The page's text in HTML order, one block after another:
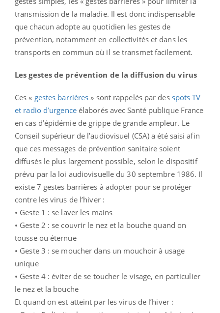
transmission de la maladie. Il est donc indispensable
que chacun adopte au quotidien les gestes de
prévention, notamment en collectivités et dans les
transports en commun où il se transmet facilement.
Les gestes de prévention de la diffusion du virus
Ces « gestes barrières » sont rappelés par des spots TV
et radio d’urgenceélaborés avec Santé publique France
en cas d’épidémie de grippe de grande ampleur. Le
Conseil supérieur de l’audiovisuel (CSA) a été saisi afin
que ces messages de prévention sanitaire soient
diffusés le plus largement possible, selon le dispositif
prévu par la loi audiovisuelle du 30 septembre 1986. Il
existe 7 gestes barrières à adopter pour se protéger
contre les virus de l’hiver :
• Geste 1 : se laver les mains
• Geste 2 : se couvrir le nez et la bouche quand on
tousse ou éternue
• Geste 3 : se moucher dans un mouchoir à usage
unique
• Geste 4 : éviter de se toucher le visage, en particulier
le nez et la bouche
Et quand on est atteint par les virus de l’hiver :